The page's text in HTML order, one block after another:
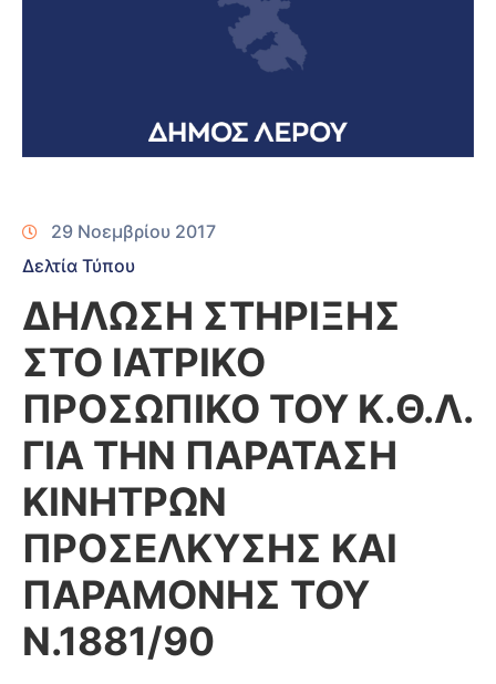
29 Νοεμβρίου 2017
Δελτία Τύπου
ΔΗΛΩΣΗ ΣΤΗΡΙΞΗΣ
ΣΤΟ ΙΑΤΡΙΚΟ
ΠΡΟΣΩΠΙΚΟ ΤΟΥ Κ.Θ.Λ.
ΓΙΑ ΤΗΝ ΠΑΡΑΤΑΣΗ
ΚΙΝΗΤΡΩΝ
ΠΡΟΣΕΛΚΥΣΗΣ ΚΑΙ
ΠΑΡΑΜΟΝΗΣ ΤΟΥ
Ν.1881/90